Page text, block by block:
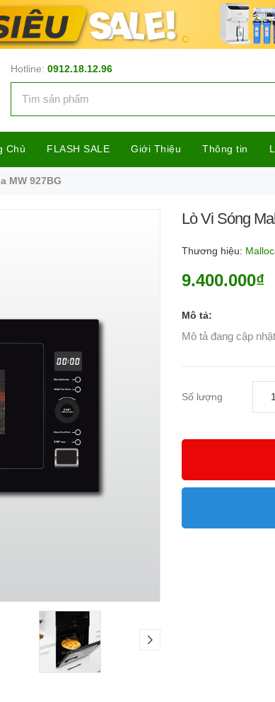
Hotline: 0912.18.12.96
Chủ FLASH SALE Giới Thiệu Thông tin
MW 927BG
Lò Vi Sóng
Thương hiệu:
9.400.000₫
Mô tả:
Mô tả đang cập nhật
Số lượng